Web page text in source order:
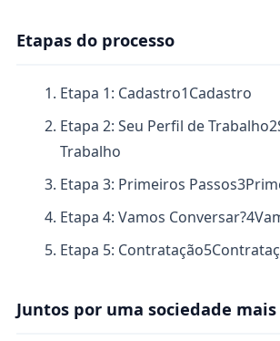
Etapas do processo
Etapa 1: Cadastro1Cadastro
Etapa 2: Seu Perfil de Trabalho2
Trabalho
Etapa 3: Primeiros Passos3
Etapa 4: Vamos Conversar?4
Etapa 5: Contratação5
Juntos por uma sociedade